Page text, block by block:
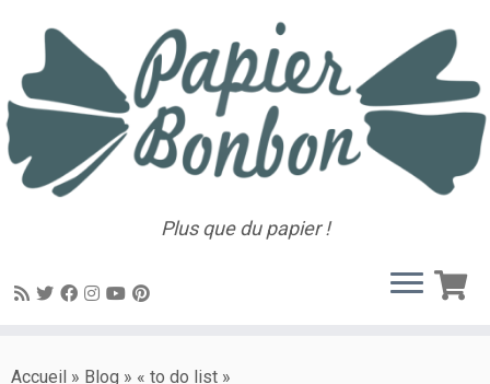
Plus que du papier !
Accueil » Blog » « to do list »